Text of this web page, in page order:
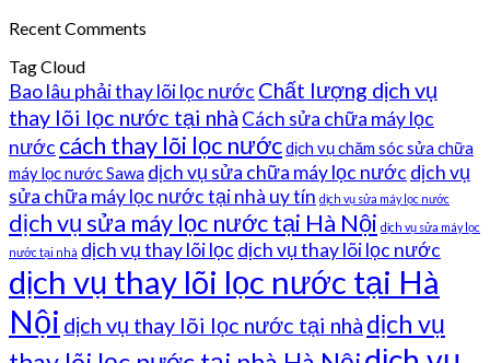
Recent Comments
Tag Cloud
Bao lâu phải thay lõi lọc nước Chất lượng dịch vụ
thay lõi lọc nước tại nhà Cách sửa chữa máy lọc
nước cách thay lõi lọc nướcdịch vụ chăm sóc sửa chữa
máy lọc nước Sawa dịch vụ sửa chữa máy lọc nước dịch vụ
sửa chữa máy lọc nước tại nhà uy tín dịch vụ sửa máy lọc nước
dịch vụ sửa máy lọc nước tại Hà Nội dịch vụ sửa máy lọc
nước tại nhà dịch vụ thay lõi lọc dịch vụ thay lõi lọc nước
dịch vụ thay lõi lọc nước tại Hà
Nội dịch vụ thay lõi lọc nước tại nhà dịch vụ